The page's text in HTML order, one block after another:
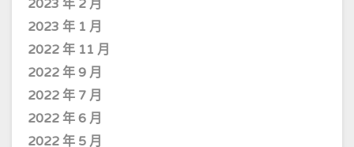
2023 年 2 月
2023 年 1 月
2022 年 11 月
2022 年 9 月
2022 年 7 月
2022 年 6 月
2022 年 5 月